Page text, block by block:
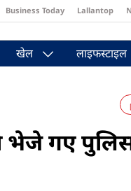
Business Today Lallantop
खेल लाइफस्टाइल
भेजे गए